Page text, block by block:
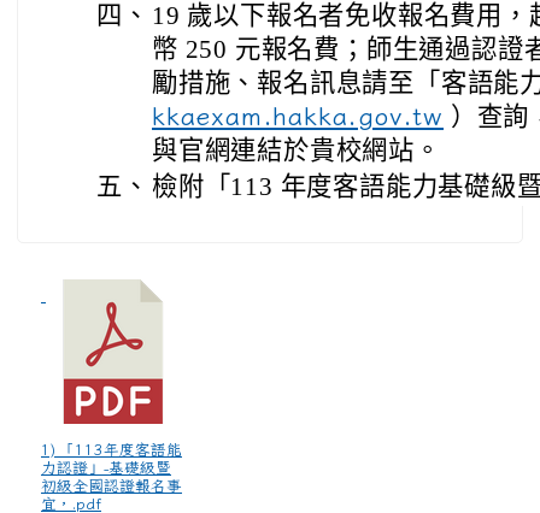
四、 19 歲以下報名者免收報名費用
幣 250 元報名費；師生通過認證
勵措施、報名訊息請至「客語能
kkaexam.hakka.gov.tw ）查詢
與官網連結於貴校網站。
五、 檢附「113 年度客語能力基礎級
1) 「113年度客語能
力認證」-基礎級暨
初級全國認證報名事
宜，.pdf